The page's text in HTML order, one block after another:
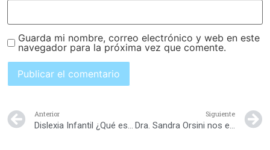
Guarda mi nombre, correo electrónico y web en este
navegador para la próxima vez que comente.
Anterior
Dislexia Infantil ¿Qué es? ¿Cuáles son los síntomas?
Siguiente
Dra. Sandra Orsini nos explica ¿Qué hacer para contrarrestar el dengue en nuestro país?